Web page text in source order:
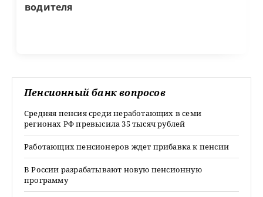
водителя
Пенсионный банк вопросов
Средняя пенсия среди неработающих в семи
регионах РФ превысила 35 тысяч рублей
Работающих пенсионеров ждет прибавка к пенсии
В России разрабатывают новую пенсионную
программу